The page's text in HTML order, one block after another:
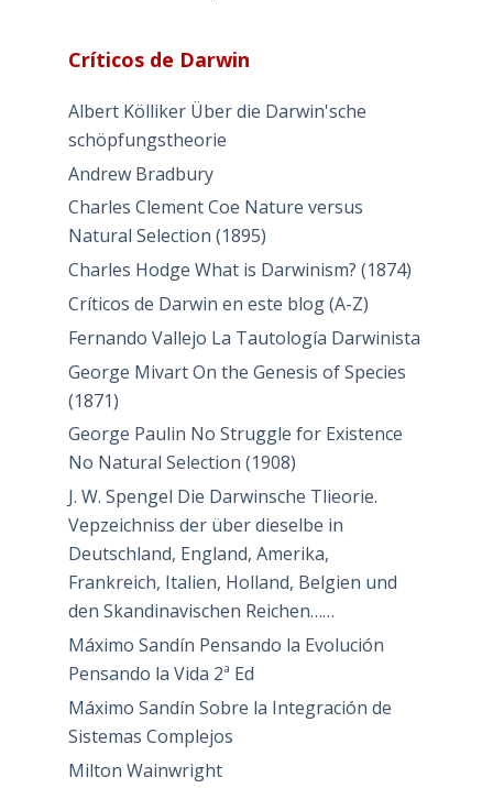
Críticos de Darwin
Albert Kölliker Über die Darwin'sche
schöpfungstheorie
Andrew Bradbury
Charles Clement Coe Nature versus
Natural Selection (1895)
Charles Hodge What is Darwinism? (1874)
Críticos de Darwin en este blog (A-Z)
Fernando Vallejo La Tautología Darwinista
George Mivart On the Genesis of Species
(1871)
George Paulin No Struggle for Existence
No Natural Selection (1908)
J. W. Spengel Die Darwinsche Tlieorie.
Vepzeichniss der über dieselbe in
Deutschland, England, Amerika,
Frankreich, Italien, Holland, Belgien und
den Skandinavischen Reichen……
Máximo Sandín Pensando la Evolución
Pensando la Vida 2ª Ed
Máximo Sandín Sobre la Integración de
Sistemas Complejos
Milton Wainwright